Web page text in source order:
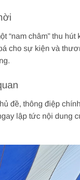
“nam châm” thu
cho sự kiện và
đề, thông điệp
lập tức nội dung